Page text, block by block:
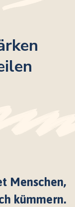
Menschen,
kümmern.